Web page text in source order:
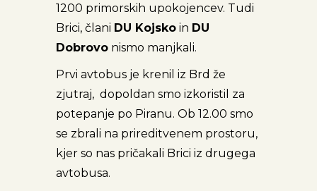
1200 primorskih upokojencev. Tudi
Brici, člani DU Kojsko in DU
Dobrovo nismo manjkali.
Prvi avtobus je krenil iz Brd že
zjutraj, dopoldan smo izkoristil za
potepanje po Piranu. Ob 12.00 smo
se zbrali na prireditvenem prostoru,
kjer so nas pričakali Brici iz drugega
avtobusa.